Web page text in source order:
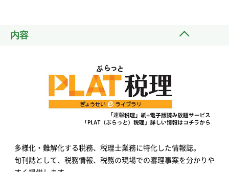
内容
多様化・難解化する税務、税理士業務に特化した情報誌。
旬刊誌として、税務情報、税務の現場での審理事案を分かりや